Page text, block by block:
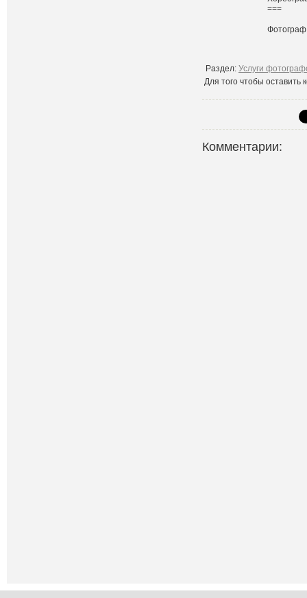
===
Раздел: Услуги
Для того чтобы
Комментарии: